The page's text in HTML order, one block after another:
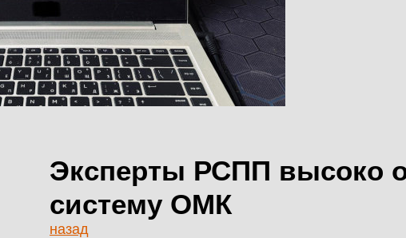
КАЛЬКУЛЯТОР
БЫСТРОВОЗВОДИМЫХ
ЗДАНИЙ
БЫСТРОВОЗВОДИМЫЕ
ЗДАНИЯ
Эксперты РСПП высоко
систему ОМК
назад